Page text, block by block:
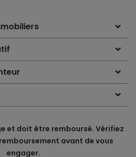
et doit être remboursé. Vérifiez
avant de vous
engager.